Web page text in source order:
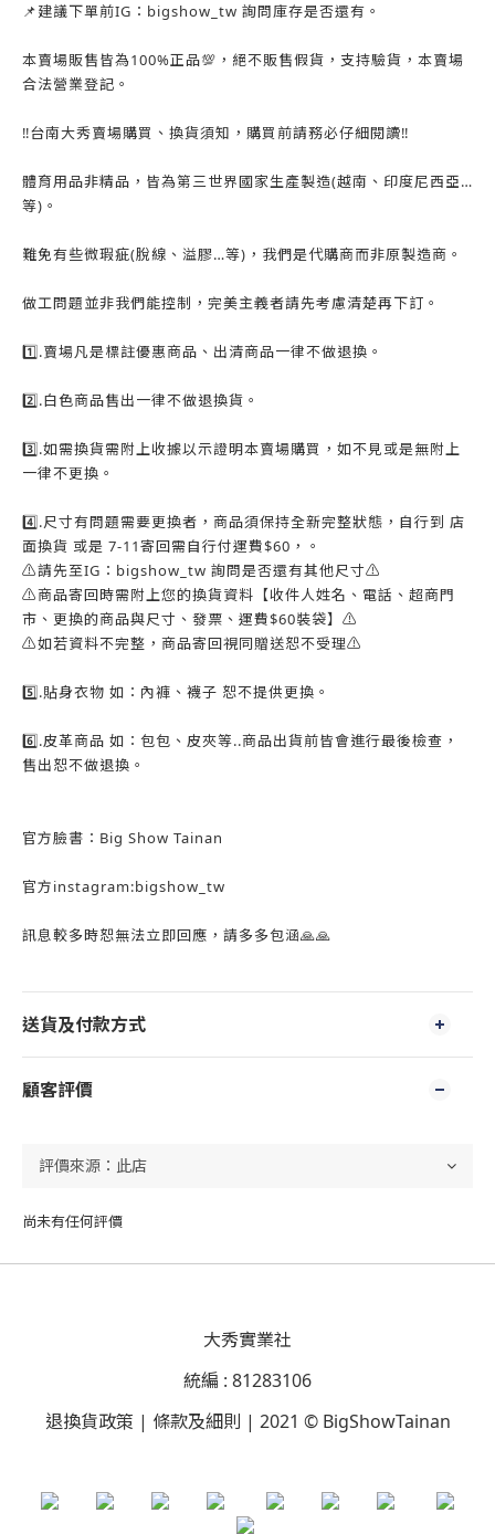
📌建議下單前IG：bigshow_tw 詢問庫存是否還有。
本賣場販售皆為100%正品💯，絕不販售假貨，支持驗貨，本賣場
合法營業登記。
‼️台南大秀賣場購買、換貨須知，購買前請務必仔細閱讀‼️
體育用品非精品，皆為第三世界國家生產製造(越南、印度尼西亞…
等)。
難免有些微瑕疵(脫線、溢膠…等)，我們是代購商而非原製造商。
做工問題並非我們能控制，完美主義者請先考慮清楚再下訂。
1️⃣.賣場凡是標註優惠商品、出清商品一律不做退換。
2️⃣.白色商品售出一律不做退換貨。
3️⃣.如需換貨需附上收據以示證明本賣場購買，如不見或是無附上
一律不更換。
4️⃣.尺寸有問題需要更換者，商品須保持全新完整狀態，自行到 店
面換貨 或是 7-11寄回需自行付運費$60，。
⚠️請先至IG：bigshow_tw 詢問是否還有其他尺寸⚠️
⚠️商品寄回時需附上您的換貨資料【收件人姓名、電話、超商門
市、更換的商品與尺寸、發票、運費$60裝袋】⚠️
⚠️如若資料不完整，商品寄回視同贈送恕不受理⚠️
5️⃣.貼身衣物 如：內褲、襪子 恕不提供更換。
6️⃣.皮革商品 如：包包、皮夾等..商品出貨前皆會進行最後檢查，
售出恕不做退換。
官方臉書：Big Show Tainan
官方instagram:bigshow_tw
訊息較多時恕無法立即回應，請多多包涵🙏🙏
送貨及付款方式
顧客評價
尚未有任何評價
大秀實業社
統編 : 81283106
退換貨政策 | 條款及細則 | 2021 © BigShowTainan